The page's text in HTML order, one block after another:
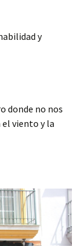
y
donde no nos
el viento y la